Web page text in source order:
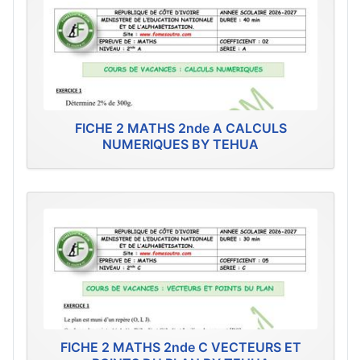
FICHE 2 MATHS 2nde A CALCULS
NUMERIQUES BY TEHUA
FICHE 2 MATHS 2nde C VECTEURS ET